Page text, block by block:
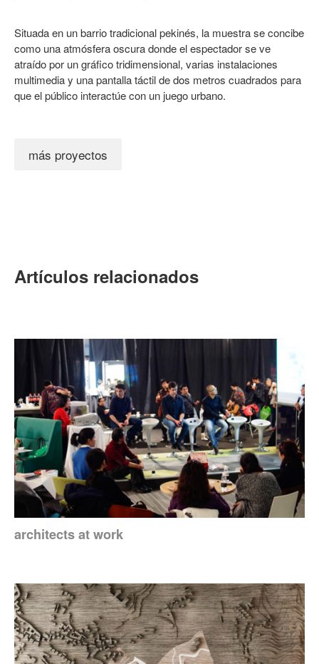
Situada en un barrio tradicional pekinés, la muestra se concibe
como una atmósfera oscura donde el espectador se ve
atraído por un gráfico tridimensional, varias instalaciones
multimedia y una pantalla táctil de dos metros cuadrados para
que el público interactúe con un juego urbano.
más proyectos
Artículos relacionados
architects at work